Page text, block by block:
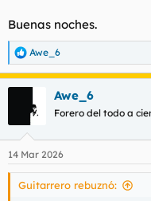
Buenas noches.
R
e
e
s
Awe_6
Awe_6
Forero del todo a
14 Mar 2026
Guitarrero rebuznó: